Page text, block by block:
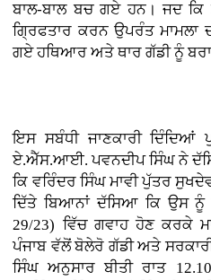
ਬਾਲ-ਬਾਲ ਬਚ ਗਏ ਹਨ। ਜਦ ਕਿ
ਗ੍ਰਿਫਤਾਰ ਕਰਨ ਉਪਰੰਤ ਮਾਮਲਾ
ਗਏ ਹਥਿਆਰ ਅਤੇ ਥਾਰ ਗੱਡੀ ਨੂੰ
ਇਸ ਸਬੰਧੀ ਜਾਣਕਾਰੀ ਦਿੰਦਿਆਂ
ਏ.ਐੱਸ.ਆਈ. ਪਵਨਦੀਪ ਸਿੰਘ ਨੇ
ਕਿ ਵਰਿੰਦਰ ਸਿੰਘ ਮਾਵੀ ਪੁੱਤਰ
ਦਿੱਤੇ ਬਿਆਨਾਂ ਦੱਸਿਆ ਕਿ ਉਸ ਨੂੰ
29/23) ਵਿੱਚ ਗਵਾਹ ਹੋਣ ਕਰਕੇ
ਪੰਜਾਬ ਵੱਲੋਂ ਬੋਲੇਰੋ ਗੱਡੀ ਅਤੇ
ਸਿੰਘ ਅਨੁਸਾਰ ਬੀਤੀ ਰਾਤ